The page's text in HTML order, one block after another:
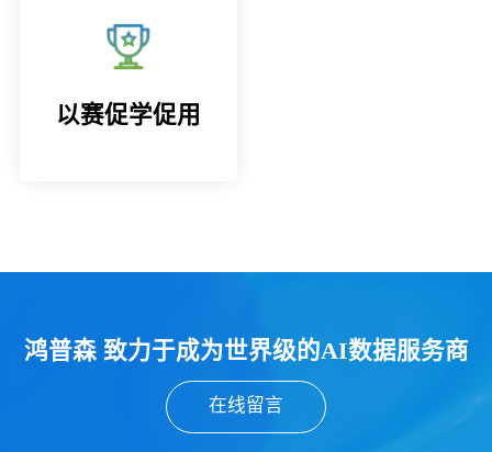
以赛促学促用
鸿普森 致力于成为世界级的AI数据服务商
在线留言